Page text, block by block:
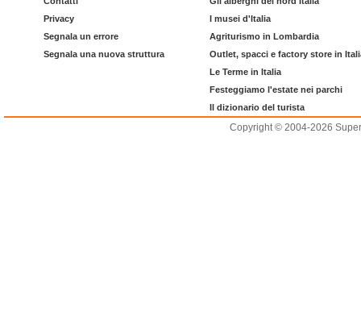
Privacy
Segnala un errore
Segnala una nuova struttura
I musei d'Italia
Agriturismo in Lombardia
Outlet, spacci e factory store in
Le Terme in Italia
Festeggiamo l'estate nei parchi
Il dizionario del turista
Copyright © 2004-2026